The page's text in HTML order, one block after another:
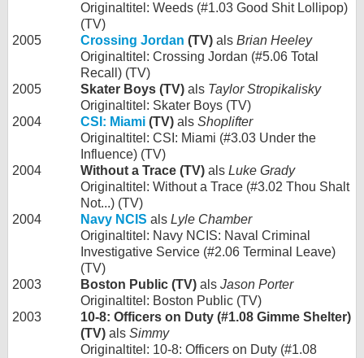
Originaltitel: Weeds (#1.03 Good Shit Lollipop)
(TV)
2005
Crossing Jordan (TV) als Brian Heeley
Originaltitel: Crossing Jordan (#5.06 Total
Recall) (TV)
2005
Skater Boys (TV) als Taylor Stropikalisky
Originaltitel: Skater Boys (TV)
2004
CSI: Miami (TV) als Shoplifter
Originaltitel: CSI: Miami (#3.03 Under the
Influence) (TV)
2004
Without a Trace (TV) als Luke Grady
Originaltitel: Without a Trace (#3.02 Thou Shalt
Not...) (TV)
2004
Navy NCIS als Lyle Chamber
Originaltitel: Navy NCIS: Naval Criminal
Investigative Service (#2.06 Terminal Leave)
(TV)
2003
Boston Public (TV) als Jason Porter
Originaltitel: Boston Public (TV)
2003
10-8: Officers on Duty (#1.08 Gimme Shelter)
(TV) als Simmy
Originaltitel: 10-8: Officers on Duty (#1.08